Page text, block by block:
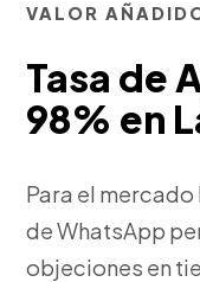
VALOR
Tasa de
98% en
Para el
de WhatsApp
objeciones en